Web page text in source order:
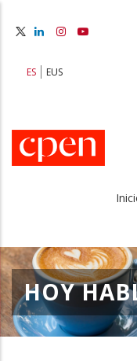
principal
ES EUS
a
HOY